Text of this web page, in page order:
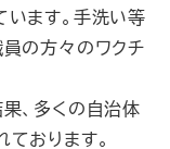
ます。手洗い等
の方々のワクチ
、多くの自治体
おります。